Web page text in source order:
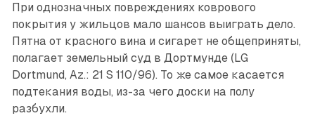
При однозначных повреждениях коврового
покрытия у жильцов мало шансов выиграть дело.
Пятна от красного вина и сигарет не общеприняты,
полагает земельный суд в Дортмунде (LG
Dortmund, Az.: 21 S 110/96). То же самое касается
подтекания воды, из-за чего доски на полу
разбухли.